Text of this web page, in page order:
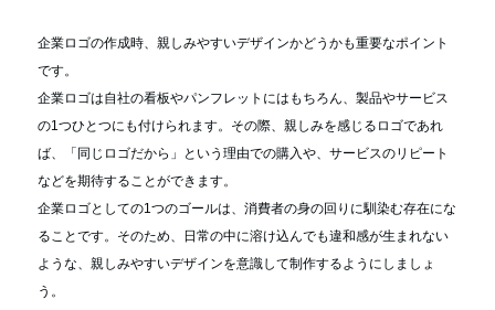
企業ロゴの作成時、親しみやすいデザインかどうかも重要なポイント
です。
企業ロゴは自社の看板やパンフレットにはもちろん、製品やサービス
の1つひとつにも付けられます。その際、親しみを感じるロゴであれ
ば、「同じロゴだから」という理由での購入や、サービスのリピート
などを期待することができます。
企業ロゴとしての1つのゴールは、消費者の身の回りに馴染む存在にな
ることです。そのため、日常の中に溶け込んでも違和感が生まれない
ような、親しみやすいデザインを意識して制作するようにしましょ
う。